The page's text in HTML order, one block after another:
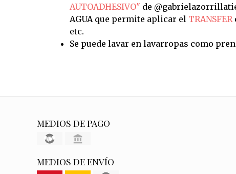
AUTOADHESIVO" de
AGUA que permite aplicar el TRANSFER
etc.
Se puede lavar en lavarropas como
MEDIOS DE PAGO
MEDIOS DE ENVÍO